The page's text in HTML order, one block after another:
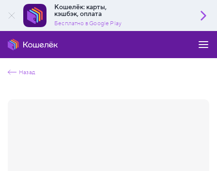
Кошелёк: карты,
кэшбэк, оплата
Бесплатно в Google Play
Назад